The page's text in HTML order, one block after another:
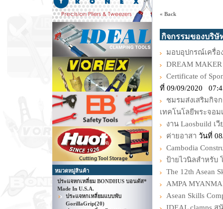
หมวดหมู่สินค้า
ประแจหกเหลี่ยม BONDHUS บอนดัส*
Made In U.S.A.
ประแจหกเหลี่ยมแบบพับ
GorillaGrip(20)
« Back
กิจกรรมของบริษั
มอบอุปกรณ์เครื่อ
DREAM MAKER
Certificate of
ที่ 09/09/2020
ชมรมส่งเสริมกิจ
เทคโนโลยีพระจอม
งาน Laosbuild เ
ค่ายอาสา วันที่
Cambodia
ป้ายไวนิลสำหรับ
The 12th Asean
AMPA
Asean Skills